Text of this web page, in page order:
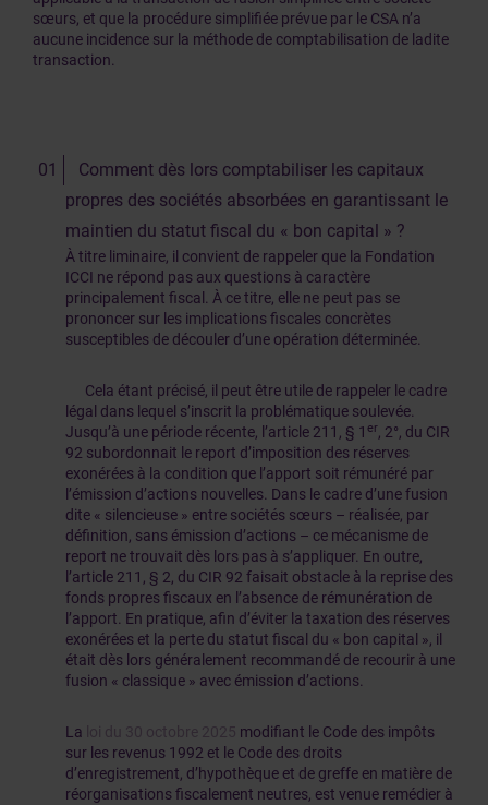
sœurs, et que la procédure simplifiée prévue par le CSA n’a
aucune incidence sur la méthode de comptabilisation de ladite
transaction.
Comment dès lors comptabiliser les capitaux
propres des sociétés absorbées en garantissant le
maintien du statut fiscal du « bon capital » ?
À titre liminaire, il convient de rappeler que la Fondation
ICCI ne répond pas aux questions à caractère
principalement fiscal. À ce titre, elle ne peut pas se
prononcer sur les implications fiscales concrètes
susceptibles de découler d’une opération déterminée.
Cela étant précisé, il peut être utile de rappeler le cadre
légal dans lequel s’inscrit la problématique soulevée.
Jusqu’à une période récente, l’article 211, § 1 er, 2°, du CIR
92 subordonnait le report d’imposition des réserves
exonérées à la condition que l’apport soit rémunéré par
l’émission d’actions nouvelles. Dans le cadre d’une fusion
dite « silencieuse » entre sociétés sœurs – réalisée, par
définition, sans émission d’actions – ce mécanisme de
report ne trouvait dès lors pas à s’appliquer. En outre,
l’article 211, § 2, du CIR 92 faisait obstacle à la reprise des
fonds propres fiscaux en l’absence de rémunération de
l’apport. En pratique, afin d’éviter la taxation des réserves
exonérées et la perte du statut fiscal du « bon capital », il
était dès lors généralement recommandé de recourir à une
fusion « classique » avec émission d’actions.
La loi du 30 octobre 2025 modifiant le Code des impôts
sur les revenus 1992 et le Code des droits
d’enregistrement, d’hypothèque et de greffe en matière de
réorganisations fiscalement neutres, est venue remédier à